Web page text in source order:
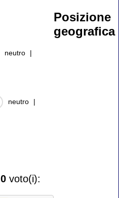
neutro |
neutro |
0 voto(i):
Posizione
geografica